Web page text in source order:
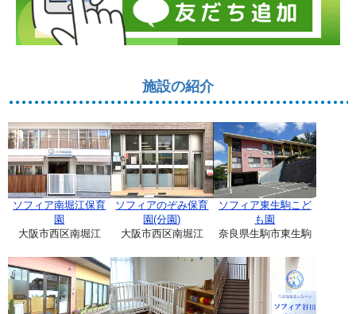
施設の紹介
ソフィア南堀江保育
園
大阪市西区南堀江
ソフィアのぞみ保育
園(分園)
大阪市西区南堀江
ソフィア東生駒こど
も園
奈良県生駒市東生駒